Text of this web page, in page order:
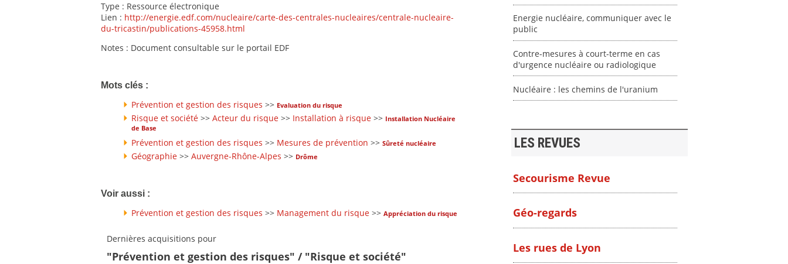
Type : Ressource électronique
Lien : http://energie.edf.com/nucleaire/carte-des-centrales-nucleaires/centrale-nucleaire-
du-tricastin/publications-45958.html
Notes : Document consultable sur le portail EDF
Mots clés :
Prévention et gestion des risques >> Evaluation du risque
Risque et société >> Acteur du risque >> Installation à risque >> Installation Nucléaire
de Base
Prévention et gestion des risques >> Mesures de prévention >> Sûreté nucléaire
Géographie >> Auvergne-Rhône-Alpes >> Drôme
Voir aussi :
Prévention et gestion des risques >> Management du risque >> Appréciation du risque
Dernières acquisitions pour
"Prévention et gestion des risques" / "Risque et société"
Energie nucléaire, communiquer avec le
public
Contre-mesures à court-terme en cas
d'urgence nucléaire ou radiologique
Nucléaire : les chemins de l'uranium
LES REVUES
Secourisme Revue
Géo-regards
Les rues de Lyon